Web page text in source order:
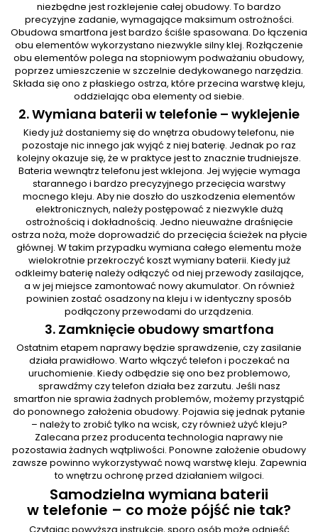
niezbędne jest rozklejenie całej obudowy. To bardzo
precyzyjne zadanie, wymagające maksimum ostrożności.
Obudowa smartfona jest bardzo ściśle spasowana. Do łączenia
obu elementów wykorzystano niezwykle silny klej. Rozłączenie
obu elementów polega na stopniowym podważaniu obudowy,
poprzez umieszczenie w szczelnie dedykowanego narzędzia.
Składa się ono z płaskiego ostrza, które przecina warstwę kleju,
oddzielając oba elementy od siebie.
2. Wymiana baterii w telefonie – wyklejenie
Kiedy już dostaniemy się do wnętrza obudowy telefonu, nie
pozostaje nic innego jak wyjąć z niej baterię. Jednak po raz
kolejny okazuje się, że w praktyce jest to znacznie trudniejsze.
Bateria wewnątrz telefonu jest wklejona. Jej wyjęcie wymaga
starannego i bardzo precyzyjnego przecięcia warstwy
mocnego kleju. Aby nie doszło do uszkodzenia elementów
elektronicznych, należy postępować z niezwykle dużą
ostrożnością i dokładnością. Jedno nieuważne draśnięcie
ostrza noża, może doprowadzić do przecięcia ścieżek na płycie
głównej. W takim przypadku wymiana całego elementu może
wielokrotnie przekroczyć koszt wymiany baterii. Kiedy już
odkleimy baterię należy odłączyć od niej przewody zasilające,
a w jej miejsce zamontować nowy akumulator. On również
powinien zostać osadzony na kleju i w identyczny sposób
podłączony przewodami do urządzenia.
3. Zamknięcie obudowy smartfona
Ostatnim etapem naprawy będzie sprawdzenie, czy zasilanie
działa prawidłowo. Warto włączyć telefon i poczekać na
uruchomienie. Kiedy odbędzie się ono bez problemowo,
sprawdźmy czy telefon działa bez zarzutu. Jeśli nasz
smartfon nie sprawia żadnych problemów, możemy przystąpić
do ponownego założenia obudowy. Pojawia się jednak pytanie
– należy to zrobić tylko na wcisk, czy również użyć kleju?
Zalecana przez producenta technologia naprawy nie
pozostawia żadnych wątpliwości. Ponowne założenie obudowy
zawsze powinno wykorzystywać nową warstwę kleju. Zapewnia
to wnętrzu ochronę przed działaniem wilgoci.
Samodzielna wymiana baterii
w telefonie – co może pójść nie tak?